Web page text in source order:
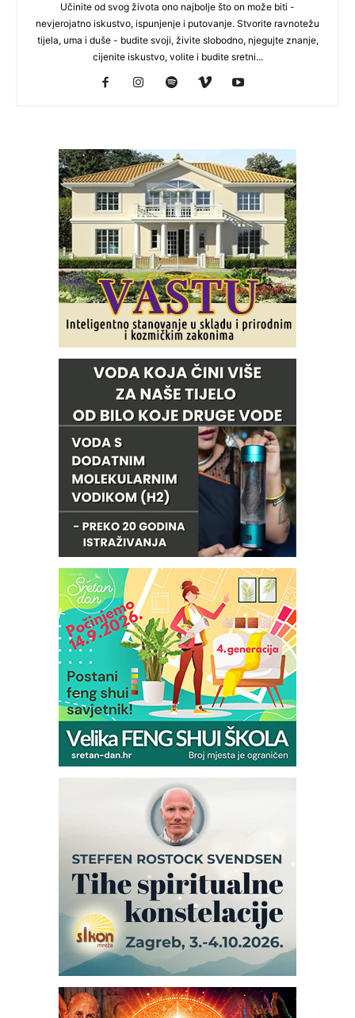
Učinite od svog života ono najbolje što on može biti -
nevjerojatno iskustvo, ispunjenje i putovanje. Stvorite ravnotežu
tijela, uma i duše - budite svoji, živite slobodno, njegujte znanje,
cijenite iskustvo, volite i budite sretni...